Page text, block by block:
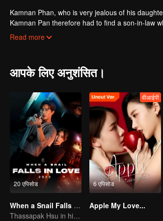
Kamnan Phan, who is very jealous of his
Kamnan Pan therefore had to find a son-in-law
Paladphum fall in love with Kru Ta. Everything
Read more
आपके लिए अनुशंसित।
20 एपिसोड
When a Snail Falls in Love 2023
Thassapak Hsu in his leading role in this series featuring two ace investigators
6 एपिसोड
वीआईपी
Apple My Love...